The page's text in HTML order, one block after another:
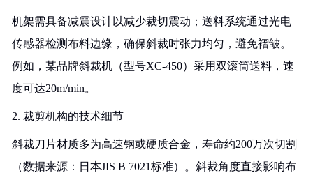
机架需具备减震设计以减少裁切震动；送料系统通过光电
传感器检测布料边缘，确保斜裁时张力均匀，避免褶皱。
例如，某品牌斜裁机（型号XC-450）采用双滚筒送料，速
度可达20m/min。
2. 裁剪机构的技术细节
斜裁刀片材质多为高速钢或硬质合金，寿命约200万次切割
（数据来源：日本JIS B 7021标准）。斜裁角度直接影响布